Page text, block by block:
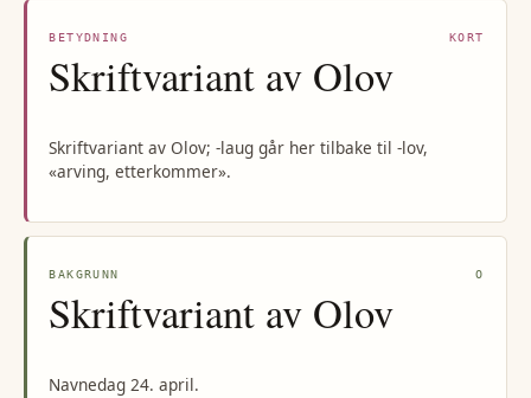
BETYDNING KORT
Skriftvariant av Olov
Skriftvariant av Olov; -laug går her tilbake til -lov,
«arving, etterkommer».
BAKGRUNN O
Skriftvariant av Olov
Navnedag 24. april.